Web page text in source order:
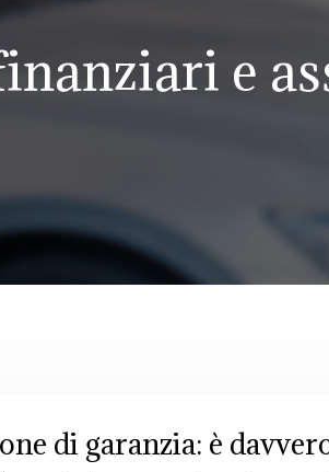
e
di garanzia: è